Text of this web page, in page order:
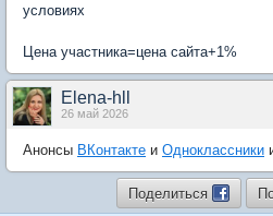
условиях
Цена участника=цена сайта+1%
Elena-hll
26 май 2026
Анонсы ВКонтакте и Одноклассники
Поделиться